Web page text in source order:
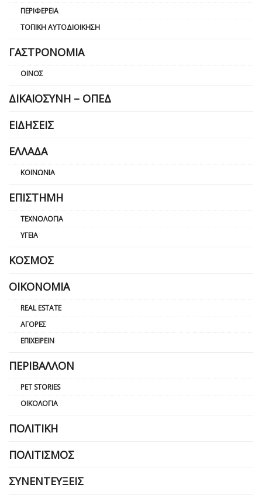
ΠΕΡΙΦΈΡΕΙΑ
ΤΟΠΙΚΉ ΑΥΤΟΔΙΟΊΚΗΣΗ
ΓΑΣΤΡΟΝΟΜΊΑ
ΟΊΝΟΣ
ΔΙΚΑΙΟΣΎΝΗ – ΟΠΕΔ
ΕΙΔΉΣΕΙΣ
ΕΛΛΆΔΑ
ΚΟΙΝΩΝΊΑ
ΕΠΙΣΤΉΜΗ
ΤΕΧΝΟΛΟΓΊΑ
ΥΓΕΊΑ
ΚΌΣΜΟΣ
ΟΙΚΟΝΟΜΊΑ
REAL ESTATE
ΑΓΟΡΈΣ
ΕΠΙΧΕΙΡΕΊΝ
ΠΕΡΙΒΆΛΛΟΝ
PET STORIES
ΟΙΚΟΛΟΓΊΑ
ΠΟΛΙΤΙΚΉ
ΠΟΛΙΤΙΣΜΌΣ
ΣΥΝΕΝΤΕΎΞΕΙΣ